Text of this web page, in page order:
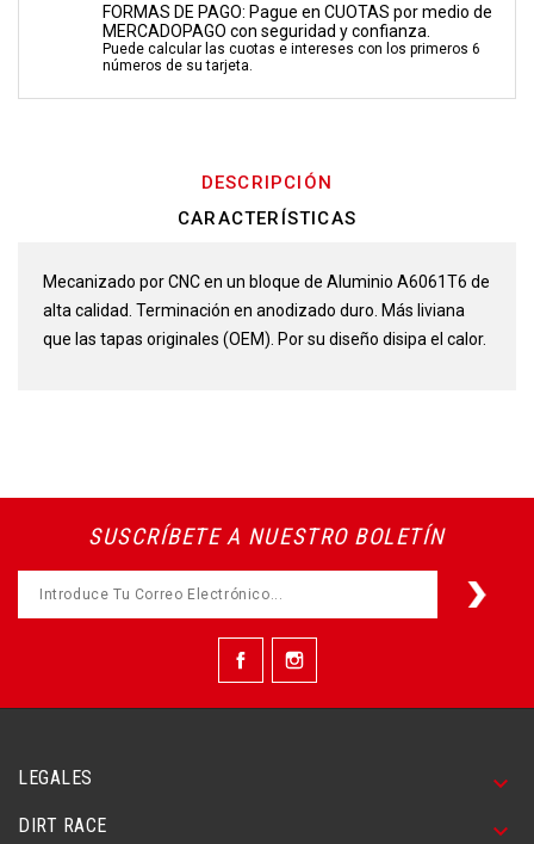
FORMAS DE PAGO: Pague en CUOTAS por medio de
MERCADOPAGO con seguridad y confianza.
Puede calcular las cuotas e intereses con los primeros 6
números de su tarjeta.
DESCRIPCIÓN
CARACTERÍSTICAS
Mecanizado por CNC en un bloque de Aluminio A6061T6 de
alta calidad. Terminación en anodizado duro. Más liviana
que las tapas originales (OEM). Por su diseño disipa el calor.
SUSCRÍBETE A NUESTRO BOLETÍN
FacebookInstagram
LEGALES 
DIRT RACE 